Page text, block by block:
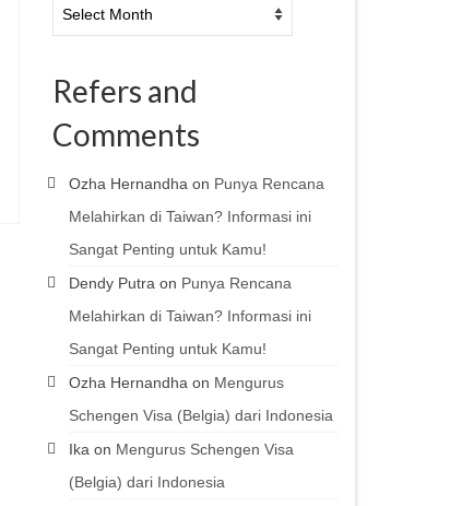
Refers and
Comments
Ozha Hernandha on Punya Rencana
Melahirkan di Taiwan? Informasi ini
Sangat Penting untuk Kamu!
Dendy Putra on Punya Rencana
Melahirkan di Taiwan? Informasi ini
Sangat Penting untuk Kamu!
Ozha Hernandha on Mengurus
Schengen Visa (Belgia) dari Indonesia
Ika on Mengurus Schengen Visa
(Belgia) dari Indonesia